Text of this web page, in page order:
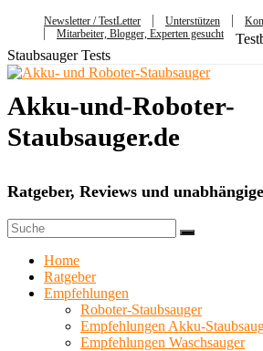
Newsletter / TestLetter Unterstützen
Mitarbeiter, Blogger, Experten gesucht
Staubsauger Tests
Akku-und-Roboter-
Staubsauger.de
Ratgeber, Reviews und
Home
Ratgeber
Empfehlungen
Roboter-Staubsauger
Empfehlungen Akku-
Empfehlungen Waschsauger